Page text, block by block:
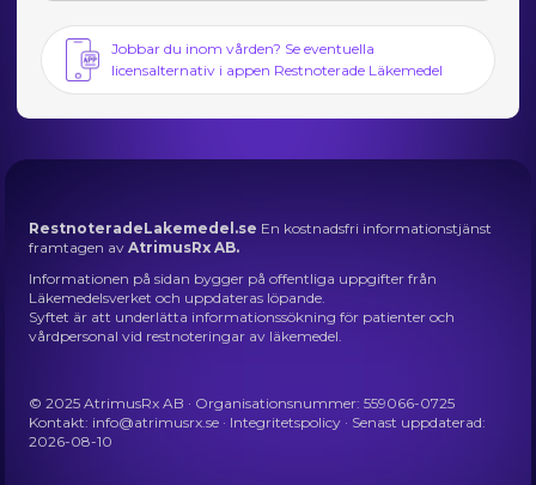
Jobbar du inom vården? Se eventuella
licensalternativ i appen Restnoterade Läkemedel
RestnoteradeLakemedel.se En kostnadsfri informationstjänst
framtagen avAtrimusRx AB.
Informationen på sidan bygger på offentliga uppgifter från
Läkemedelsverket och uppdateras löpande.
Syftet är att underlätta informationssökning för patienter och
vårdpersonal vid restnoteringar av läkemedel.
© 2025 AtrimusRx AB · Organisationsnummer: 559066-0725
Kontakt: info@atrimusrx.se · Integritetspolicy · Senast uppdaterad:
2026-08-10